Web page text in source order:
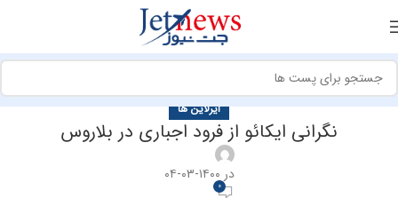
ایرلاین ها
نگرانی ایکائو از فرود اجباری در بلاروس
در ۱۴۰۰-۰۳-۰۴
0